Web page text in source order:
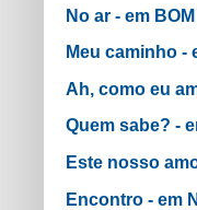
No ar - em
Meu caminho -
Ah, como eu
Quem sabe? -
Este nosso
Encontro - em